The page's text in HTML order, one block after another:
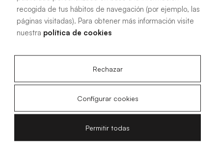
Duschwannen
4.15 MB|PDF
Technische Zeichnungen Livo
recogida de tus hábitos de navegación (por ejemplo, las
páginas visitadas). Para obtener más información visite
nuestra política de cookies
Rechazar
Configurar cookies
Permitir todas